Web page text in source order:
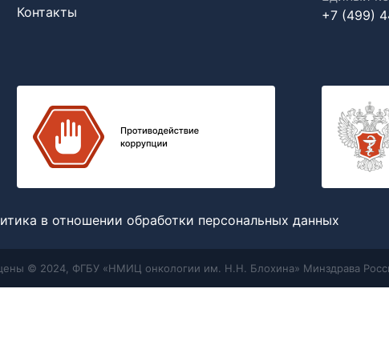
Контакты
+7 (499)
в отношении обработки персональных данных
© 2024, ФГБУ «НМИЦ онкологии им. Н.Н. Блохина» Минздрава